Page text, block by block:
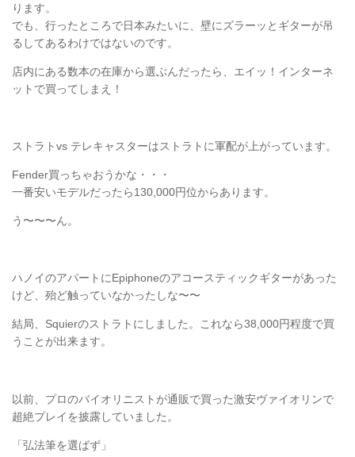
ります。
でも、行ったところで日本みたいに、壁にズラーッとギターが吊
るしてあるわけではないのです。
店内にある数本の在庫から選ぶんだったら、エイッ！インターネ
ットで買ってしまえ！
ストラトvs テレキャスターはストラトに軍配が上がっています。
Fender買っちゃおうかな・・・
一番安いモデルだったら130,000円位からあります。
う〜〜〜ん。
ハノイのアパートにEpiphoneのアコースティックギターがあった
けど、殆ど触っていなかったしな〜〜
結局、Squierのストラトにしました。これなら38,000円程度で買
うことが出来ます。
以前、プロのバイオリニストが通販で買った激安ヴァイオリンで
超絶プレイを披露していました。
「弘法筆を選ばず」